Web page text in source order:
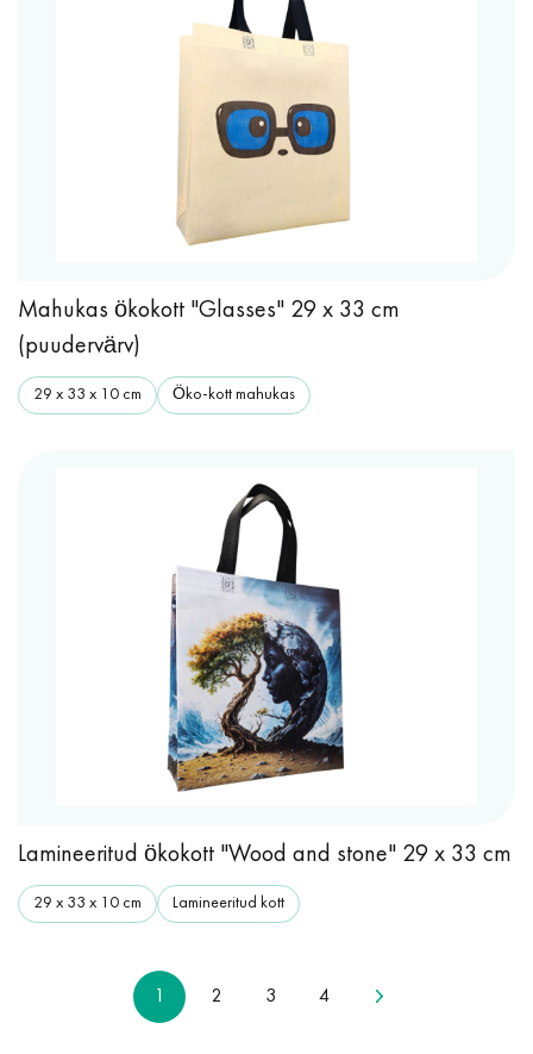
Mahukas ökokott "Glasses" 29 x 33 cm
(puudervärv)
29 x 33 x 10 cm Öko-kott mahukas
Lamineeritud ökokott "Wood and stone" 29 x 33 cm
29 x 33 x 10 cm Lamineeritud kott
2 3 4